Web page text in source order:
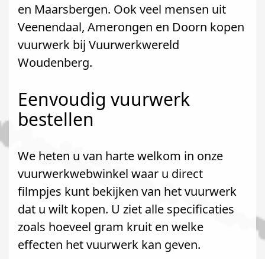
en Maarsbergen. Ook veel mensen uit
Veenendaal, Amerongen en Doorn kopen
vuurwerk bij Vuurwerkwereld
Woudenberg.
Eenvoudig vuurwerk
bestellen
We heten u van harte welkom in onze
vuurwerkwebwinkel waar u direct
filmpjes kunt bekijken van het vuurwerk
dat u wilt kopen. U ziet alle specificaties
zoals hoeveel gram kruit en welke
effecten het vuurwerk kan geven.